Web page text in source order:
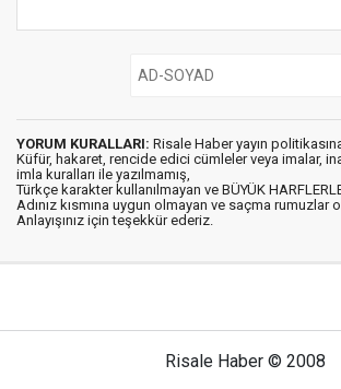
YORUM KURALLARI: Risale Haber yayın
Küfür, hakaret, rencide edici cümleler veya imalar,
imla kuralları ile yazılmamış,
Türkçe karakter kullanılmayan ve BÜYÜK
Adınız kısmına uygun olmayan ve saçma rumuzlar
Anlayışınız için teşekkür ederiz.
Risale Haber © 2008